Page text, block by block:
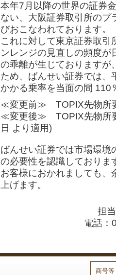
本年7月以降の世界の証券
ない、大阪証券取引所のプ
びおこなわれております。
これに対して東京証券取
ンレンジの見直しの頻度
の乖離が生じておりますが
ため、ばんせい証券では
かかる乗率を当面の間 110
≪変更前≫ TOPIX先物所
≪変更後≫ TOPIX先物所
日 より適用)
ばんせい証券では市場環境
の必要性を認識しておりま
お客様におかれましても、
上げます。
担
電話：
商号等